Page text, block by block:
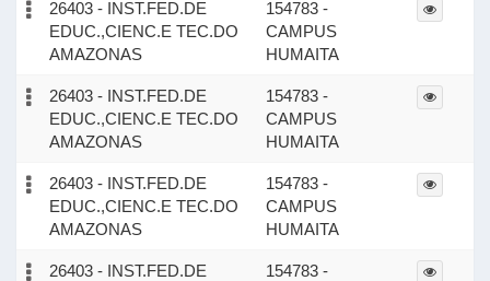
26403 - INST.FED.DE
EDUC.,CIENC.E TEC.DO
AMAZONAS
154783 -
CAMPUS
HUMAITA
26403 - INST.FED.DE
EDUC.,CIENC.E TEC.DO
AMAZONAS
154783 -
CAMPUS
HUMAITA
26403 - INST.FED.DE
EDUC.,CIENC.E TEC.DO
AMAZONAS
154783 -
CAMPUS
HUMAITA
26403 - INST.FED.DE
154783 -